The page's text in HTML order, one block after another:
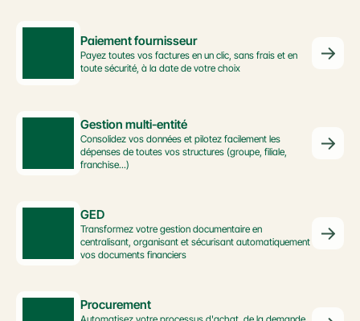
Paiement fournisseur
Payez toutes vos factures en un clic, sans frais et en
toute sécurité, à la date de votre choix
Gestion multi-entité
Consolidez vos données et pilotez facilement les
dépenses de toutes vos structures (groupe, filiale,
franchise...)
GED
Transformez votre gestion documentaire en
centralisant, organisant et sécurisant automatiquement
vos documents financiers
Procurement
Automatisez votre processus d'achat, de la demande